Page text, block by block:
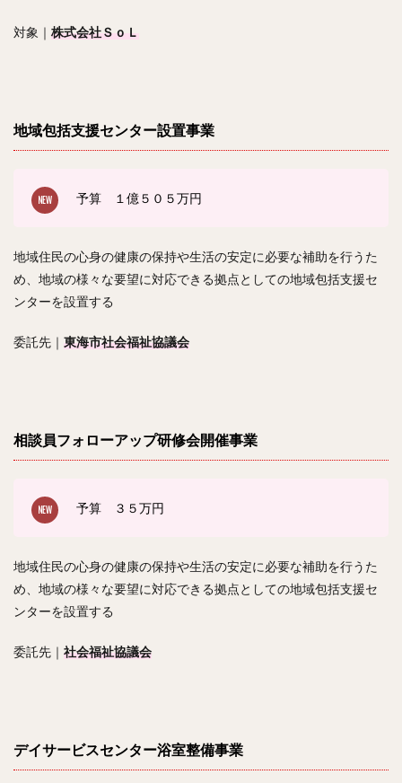
対象｜ 株式会社ＳｏＬ
地域包括支援センター設置事業
予算 １億５０５万円
地域住民の心身の健康の保持や生活の安定に必要な補助を行うた
め、地域の様々な要望に対応できる拠点としての地域包括支援セ
ンターを設置する
委託先｜ 東海市社会福祉協議会
相談員フォローアップ研修会開催事業
予算 ３５万円
地域住民の心身の健康の保持や生活の安定に必要な補助を行うた
め、地域の様々な要望に対応できる拠点としての地域包括支援セ
ンターを設置する
委託先｜ 社会福祉協議会
デイサービスセンター浴室整備事業